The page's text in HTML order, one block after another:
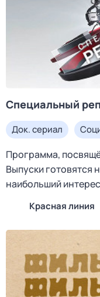
Специальный
Док. сериал
Программа,
Выпуски готовятся
наибольший
Красная линия